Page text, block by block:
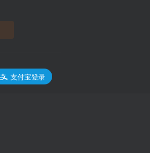
支付宝登录